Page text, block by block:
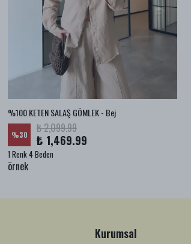
%100 KETEN SALAŞ GÖMLEK - Bej
%30 ₺ 2,099.99
₺ 1,469.99
1 Renk 4 Beden
örnek
Kurumsal